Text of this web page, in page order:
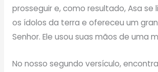
prosseguir e, como resultado, Asa se
os ídolos da terra e ofereceu um
Senhor. Ele usou suas mãos de uma
No nosso segundo versículo,